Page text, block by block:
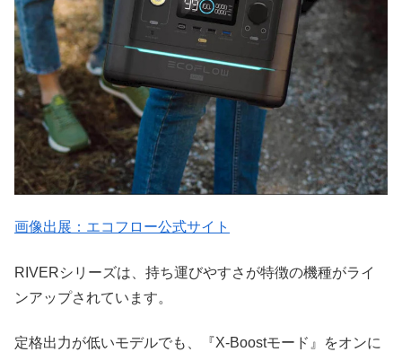
画像出展：エコフロー公式サイト
RIVERシリーズは、持ち運びやすさが特徴の機種がライ
ンアップされています。
定格出力が低いモデルでも、『X-Boostモード』をオンに